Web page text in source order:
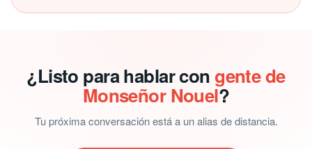
¿Listo para hablar con gente de
Monseñor Nouel?
Tu próxima conversación está a un alias de distancia.